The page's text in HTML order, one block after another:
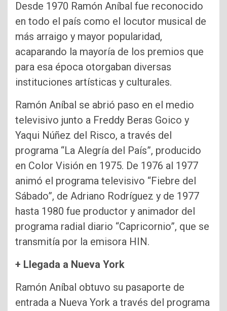
Desde 1970 Ramón Aníbal fue reconocido
en todo el país como el locutor musical de
más arraigo y mayor popularidad,
acaparando la mayoría de los premios que
para esa época otorgaban diversas
instituciones artísticas y culturales.
Ramón Aníbal se abrió paso en el medio
televisivo junto a Freddy Beras Goico y
Yaqui Núñez del Risco, a través del
programa “La Alegría del País”, producido
en Color Visión en 1975. De 1976 al 1977
animó el programa televisivo “Fiebre del
Sábado”, de Adriano Rodríguez y de 1977
hasta 1980 fue productor y animador del
programa radial diario “Capricornio”, que se
transmitía por la emisora HIN.
+ Llegada a Nueva York
Ramón Aníbal obtuvo su pasaporte de
entrada a Nueva York a través del programa